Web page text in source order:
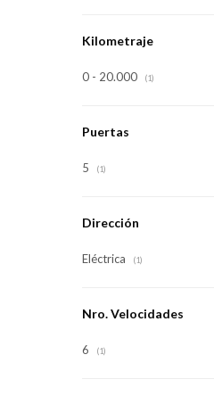
Kilometraje
0 - 20.000 (1)
Puertas
5 (1)
Dirección
Eléctrica (1)
Nro. Velocidades
6 (1)